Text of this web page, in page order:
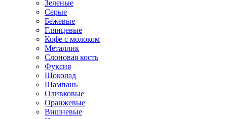
Зеленые
Серые
Бежевые
Глянцевые
Кофе с молоком
Металлик
Слоновая кость
Фуксия
Шоколад
Шампань
Оливковые
Оранжевые
Вишневые